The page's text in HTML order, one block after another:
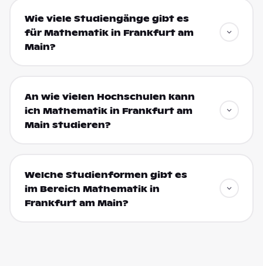
Wie viele Studiengänge gibt es
für Mathematik in Frankfurt am
Main?
An wie vielen Hochschulen kann
ich Mathematik in Frankfurt am
Main studieren?
Welche Studienformen gibt es
im Bereich Mathematik in
Frankfurt am Main?